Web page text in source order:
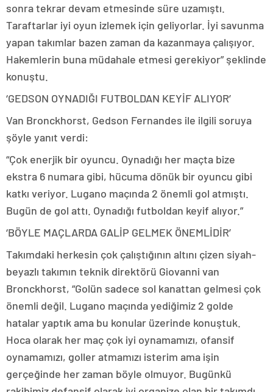
sonra tekrar devam etmesinde süre uzamıştı.
Taraftarlar iyi oyun izlemek için geliyorlar. İyi savunma
yapan takımlar bazen zaman da kazanmaya çalışıyor.
Hakemlerin buna müdahale etmesi gerekiyor” şeklinde
konuştu.
‘GEDSON OYNADIĞI FUTBOLDAN KEYİF ALIYOR’
Van Bronckhorst, Gedson Fernandes ile ilgili soruya
şöyle yanıt verdi:
“Çok enerjik bir oyuncu. Oynadığı her maçta bize
ekstra 6 numara gibi, hücuma dönük bir oyuncu gibi
katkı veriyor. Lugano maçında 2 önemli gol atmıştı.
Bugün de gol attı. Oynadığı futboldan keyif alıyor.”
‘BÖYLE MAÇLARDA GALİP GELMEK ÖNEMLİDİR’
Takımdaki herkesin çok çalıştığının altını çizen siyah-
beyazlı takımın teknik direktörü Giovanni van
Bronckhorst, “Golün sadece sol kanattan gelmesi çok
önemli değil. Lugano maçında yediğimiz 2 golde
hatalar yaptık ama bu konular üzerinde konuştuk.
Hoca olarak her maç çok iyi oynamamızı, ofansif
oynamamızı, goller atmamızı isterim ama işin
gerçeğinde her zaman böyle olmuyor. Bugünkü